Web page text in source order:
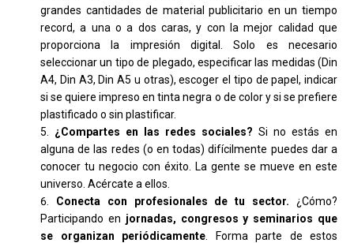
grandes cantidades de material publicitario en un tiempo
record, a una o a dos caras, y con la mejor calidad que
proporciona la impresión digital. Solo es necesario
seleccionar un tipo de plegado, especificar las medidas (Din
A4, Din A3, Din A5 u otras), escoger el tipo de papel, indicar
si se quiere impreso en tinta negra o de color y si se prefiere
plastificado o sin plastificar.
¿Compartes en las redes sociales? Si no estás en
alguna de las redes (o en todas) difícilmente puedes dar a
conocer tu negocio con éxito. La gente se mueve en este
universo. Acércate a ellos.
Conecta con profesionales de tu sector. ¿Cómo?
Participando en jornadas, congresos y seminarios que
se organizan periódicamente . Forma parte de estos